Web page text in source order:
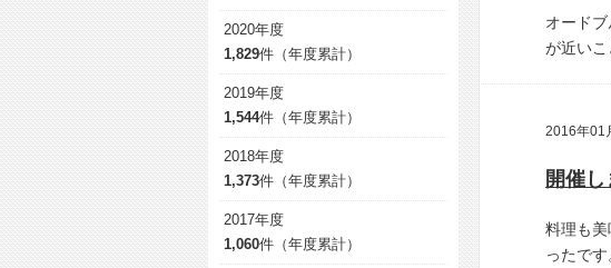
オード
が近い
2016年
料理も
ったで
2020年度
1,829件（年度累計）
2019年度
1,544件（年度累計）
2018年度
1,373件（年度累計）
2017年度
1,060件（年度累計）